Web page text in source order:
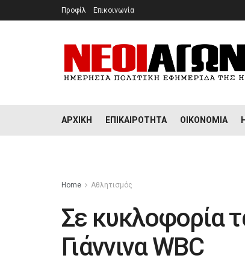
Προφίλ Επικοινωνία
ΑΡΧΙΚΉ ΕΠΙΚΑΙΡΌΤΗΤΑ ΟΙΚΟΝΟΜΊΑ
Home Αθλητισμός
Σε κυκλοφορία
Γιάννινα WBC